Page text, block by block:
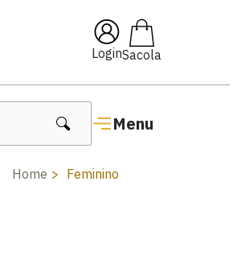
Login
Menu
Lançamentos Femininos
Home Feminino